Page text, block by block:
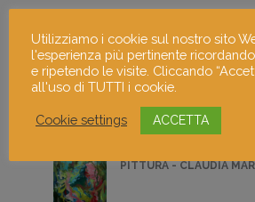
FOTOGRAFIA DI
PITTURA - CLAUDIA
Utilizziamo i cookie sul nostro sito
l'esperienza più pertinente
e ripetendo le visite. Cliccando
all'uso di TUTTI i cookie.
Cookie settings ACCETTA